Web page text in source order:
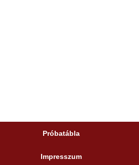
Próbatábla
Impresszum